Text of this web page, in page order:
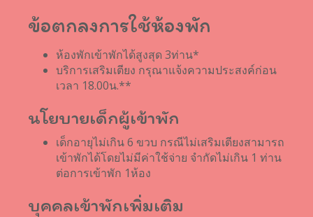
ข้อตกลงการใช้ห้องพัก
ห้องพักเข้าพักได้สูงสุด 3ท่าน*
บริการเสริมเตียง กรุณาแจ้งความประสงค์ก่อน
เวลา 18.00น.**
นโยบายเด็กผู้เข้าพัก
เด็กอายุไม่เกิน 6 ขวบ กรณีไม่เสริมเตียงสามารถ
เข้าพักได้โดยไม่มีค่าใช้จ่าย จำกัดไม่เกิน 1 ท่าน
ต่อการเข้าพัก 1ห้อง
บุคคลเข้าพักเพิ่มเติม